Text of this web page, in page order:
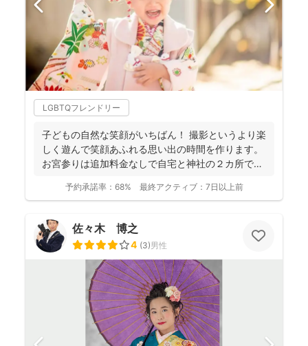
LGBTQフレンドリー
子どもの自然な笑顔がいちばん！ 撮影というより楽
しく遊んで笑顔あふれる思い出の時間を作ります。
お宮参りは追加料金なしで自宅と神社の２カ所で撮
予約承諾率： 68% 最終アクティブ： 7日以上前
佐々木 博之
4 (3)男性